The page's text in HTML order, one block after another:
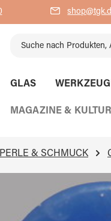
springen
GLAS
MAGAZINE & KULTUR
PERLE & SCHMUCK